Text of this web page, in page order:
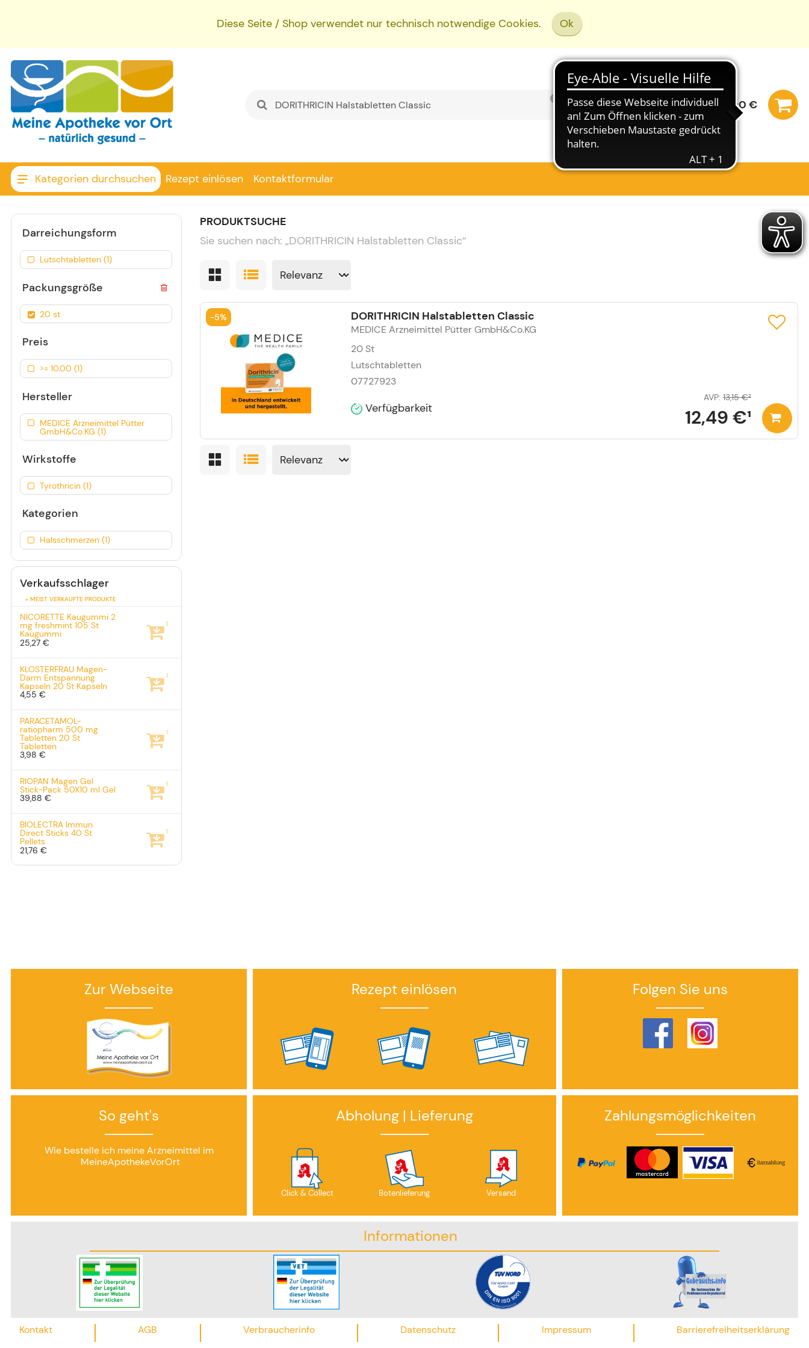
Diese Seite / Shop verwendet nur technisch notwendige Cookies. Ok
0,00 €
Kategorien durchsuchen Rezept einlösen Kontaktformular
PRODUKTSUCHE
Sie suchen nach: „DORITHRICIN Halstabletten Classic“
DORITHRICIN Halstabletten Classic
MEDICE Arzneimittel Pütter GmbH&Co.KG
20 St
Lutschtabletten
07727923
Verfügbarkeit 12,49 €¹
AVP: 13,15 €²
-5%
Darreichungsform
Lutschtabletten (1)
Packungsgröße
20 st
Preis
>= 10.00 (1)
Hersteller
MEDICE Arzneimittel Pütter
GmbH&Co.KG (1)
Wirkstoffe
Tyrothricin (1)
Kategorien
Halsschmerzen (1)
Verkaufsschlager
» MEIST VERKAUFTE PRODUKTE
NICORETTE Kaugummi 2
mg freshmint105 St
Kaugummi
25,27 €
1
KLOSTERFRAU Magen-
Darm Entspannung
Kapseln 20 St Kapseln
4,55 €
1
PARACETAMOL-
ratiopharm 500 mg
Tabletten20 St
Tabletten
3,98 €
1
RIOPAN Magen Gel
Stick-Pack50X10 mlGel
39,88 €
1
BIOLECTRA Immun
Direct Sticks40 St
Pellets
21,76 €
1
Zur Webseite
So geht's
Wie bestelle ich meine Arzneimittel im
MeineApothekeVorOrt
Rezept einlösen
Abholung | Lieferung
Click & Collect Botenlieferung Versand
Folgen Sie uns
Zahlungsmöglichkeiten
Informationen
Kontakt AGB Verbraucherinfo Datenschutz Impressum Barrierefreiheitserklärung